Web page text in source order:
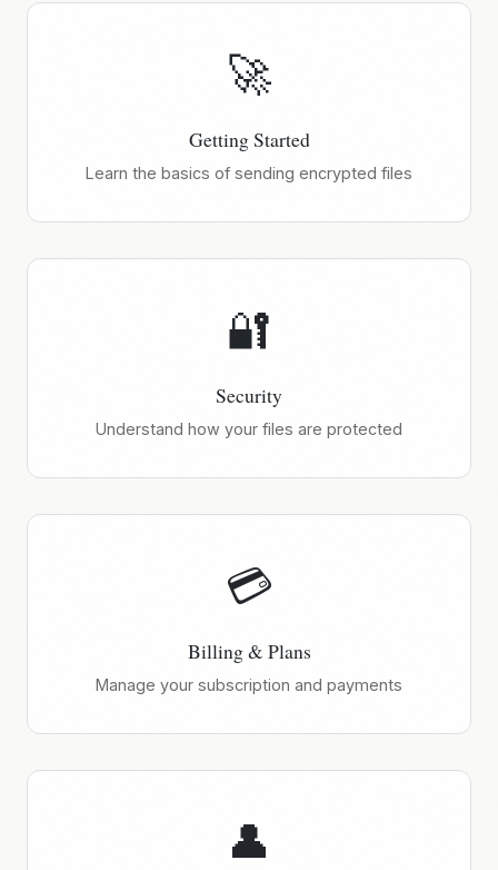
🚀
Getting Started
Learn the basics of sending encrypted files
🔐
Security
Understand how your files are protected
💳
Billing & Plans
Manage your subscription and payments
👤